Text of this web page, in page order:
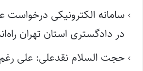
سامانه الکترونیکی
در دادگستری استان تهران
حجت السلام نقدعلی: علی